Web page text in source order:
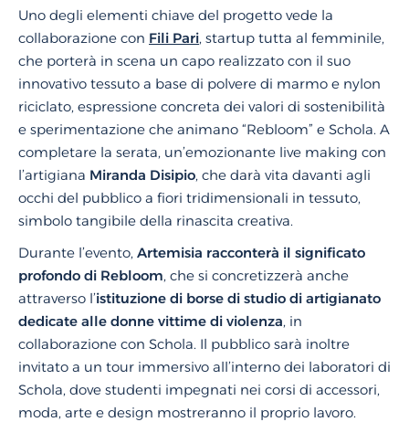
Uno degli elementi chiave del progetto vede la
collaborazione con Fili Pari, startup tutta al femminile,
che porterà in scena un capo realizzato con il suo
innovativo tessuto a base di polvere di marmo e nylon
riciclato, espressione concreta dei valori di sostenibilità
e sperimentazione che animano “Rebloom” e Schola. A
completare la serata, un’emozionante live making con
l’artigiana Miranda Disipio, che darà vita davanti agli
occhi del pubblico a fiori tridimensionali in tessuto,
simbolo tangibile della rinascita creativa.
Durante l’evento, Artemisia racconterà il significato
profondo di Rebloom, che si concretizzerà anche
attraverso l’istituzione di borse di studio di artigianato
dedicate alle donne vittime di violenza, in
collaborazione con Schola. Il pubblico sarà inoltre
invitato a un tour immersivo all’interno dei laboratori di
Schola, dove studenti impegnati nei corsi di accessori,
moda, arte e design mostreranno il proprio lavoro.